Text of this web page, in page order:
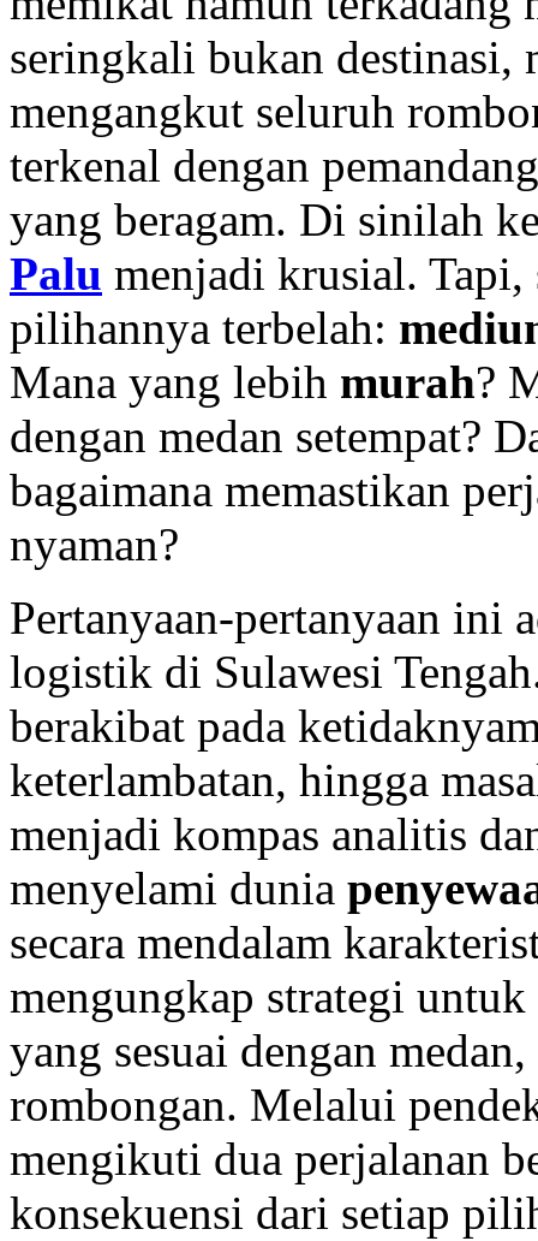
seringkali bukan destinasi,
mengangkut seluruh
terkenal dengan
yang beragam. Di sinilah
Palu menjadi krusial. Tapi,
pilihannya terbelah:
Mana yang lebih murah?
dengan medan setempat?
bagaimana memastikan
nyaman?
Pertanyaan-pertanyaan ini
logistik di Sulawesi
berakibat pada
keterlambatan, hingga
menjadi kompas analitis
menyelami dunia
secara mendalam
mengungkap strategi
yang sesuai dengan
rombongan. Melalui
mengikuti dua perjalanan
konsekuensi dari setiap